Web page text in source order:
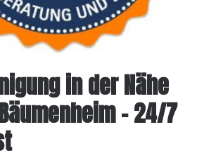
in der Nähe
– 24/7